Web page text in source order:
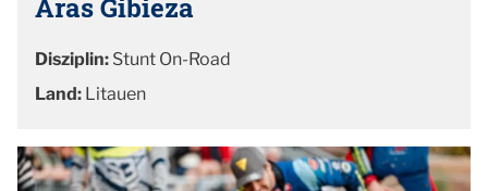
Aras Gibieza
Disziplin: Stunt On-Road
Land: Litauen